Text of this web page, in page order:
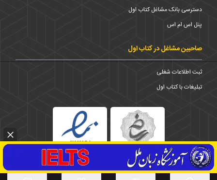
دسترسی بانک مشاغل کتاب اول
پنل اس ام اس
صاحبین مشاغل در کتاب اول
ثبت اطلاعات شغلی
تبلیغات با کتاب اول